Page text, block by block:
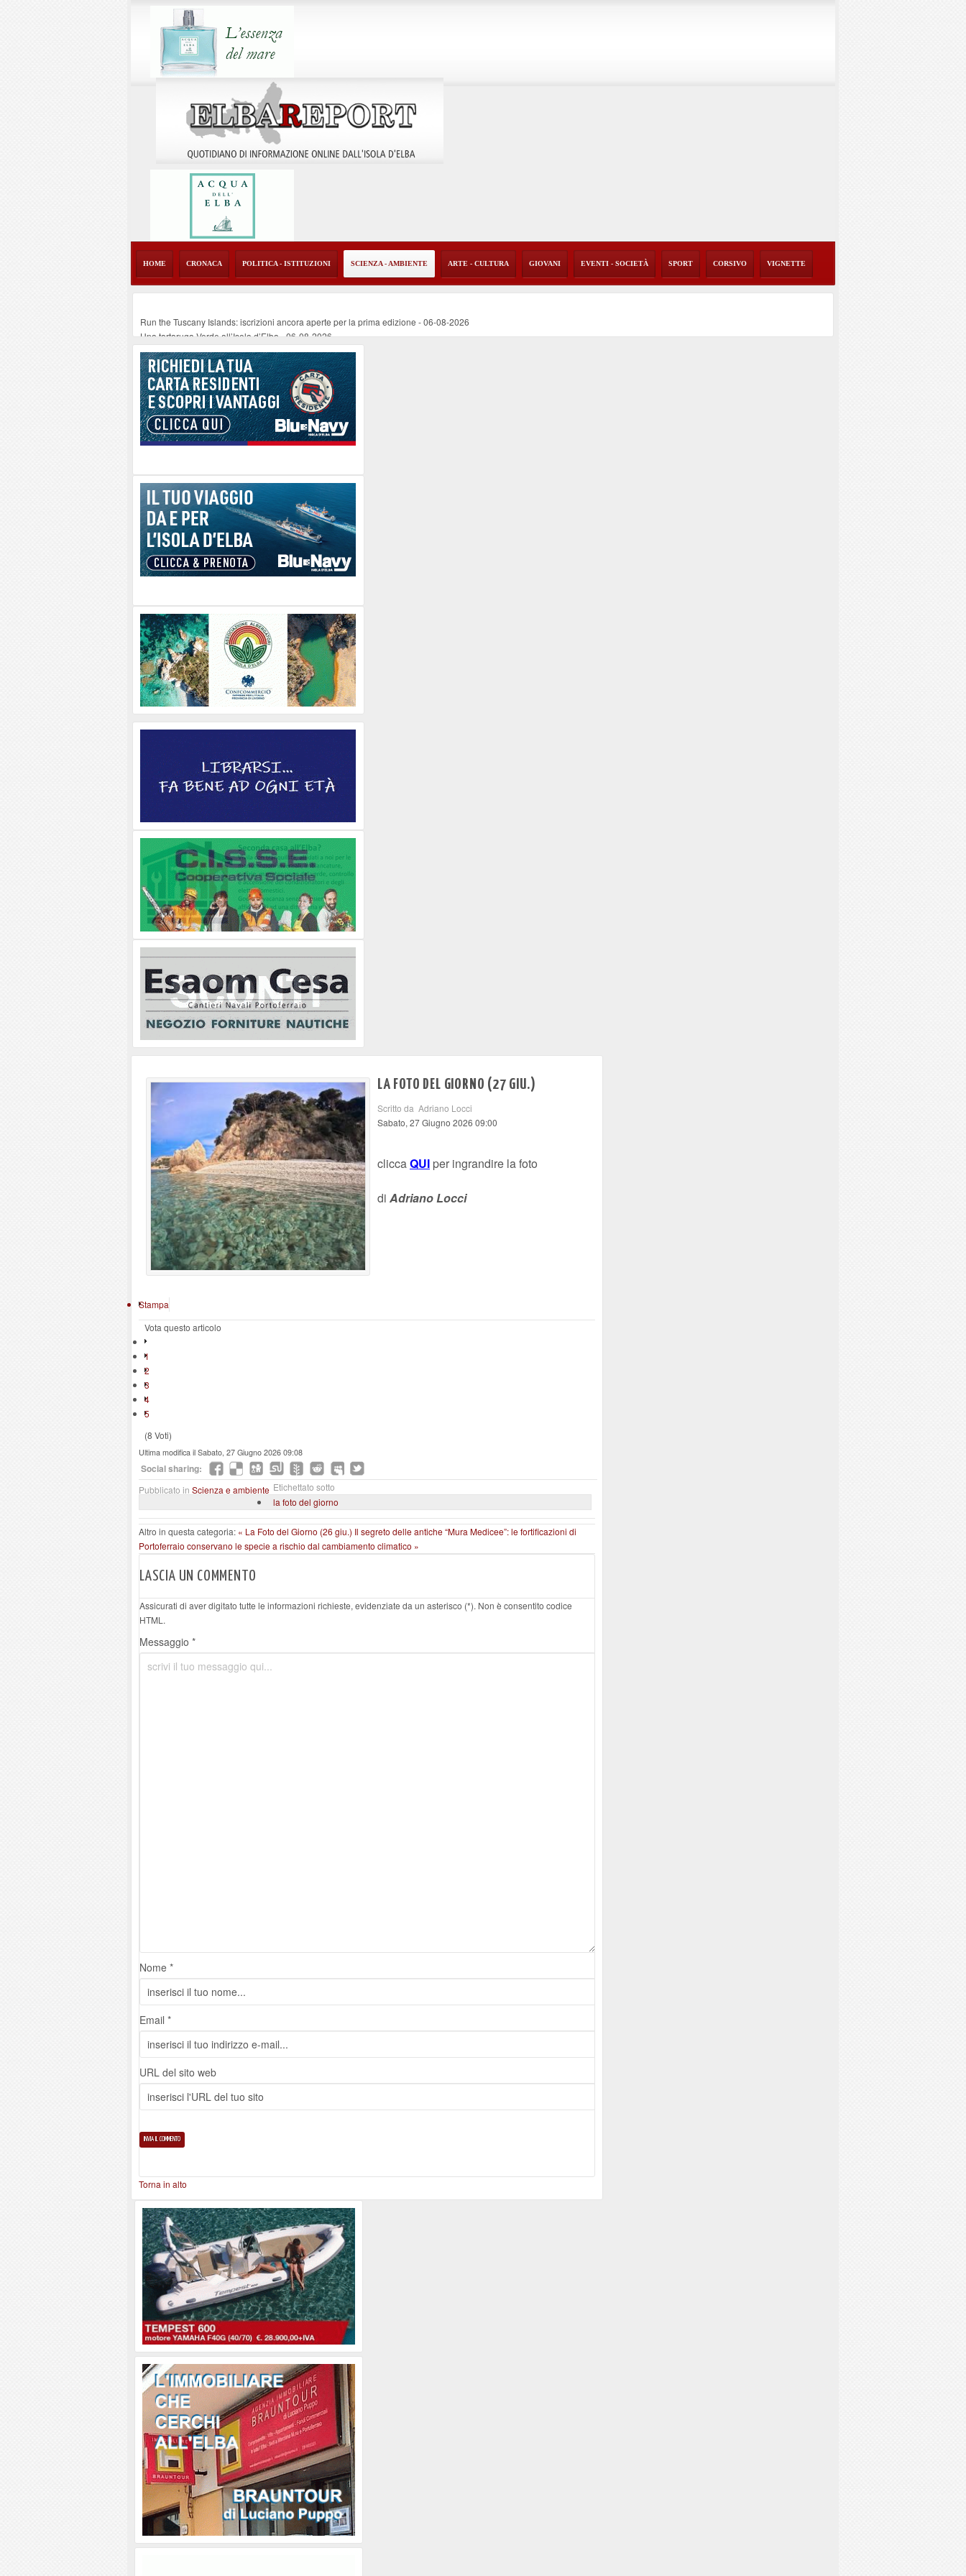
HOME CRONACA POLITICA - ISTITUZIONI SCIENZA - AMBIENTE ARTE - CULTURA GIOVANI EVENTI - SOCIETÀ SPORT CORSIVO VIGNETTE
Run the Tuscany Islands: iscrizioni ancora aperte per la prima edizione -06-08-2026
Una tartaruga Verde all’Isola d’Elba-06-08-2026
Furgone in fiamme a Capoliveri, illeso il conducente-06-08-2026
Campo: chiusura della biblioteca comunale in occasione del Santo Patrono
A Carpani si apre la Festa di Liberazione: il programma della prima serata
LA FOTO DEL GIORNO (27 GIU.)
Scritto da Adriano Locci
Sabato, 27 Giugno 2026 09:00
cliccaQUI per ingrandire la foto
di Adriano Locci
Stampa
Vota questo articolo
1
2
3
4
5
(8 Voti)
Ultima modifica il Sabato, 27 Giugno 2026 09:08
Social sharing:
Pubblicato in Scienza e ambiente Etichettato sotto
la foto del giorno
Altro in questa categoria: « La Foto del Giorno (26 giu.) Il segreto delle antiche “Mura Medicee”: le fortificazioni di
Portoferraio conservano le specie a rischio dal cambiamento climatico »
LASCIA UN COMMENTO
Assicurati di aver digitato tutte le informazioni richieste, evidenziate da un asterisco (*). Non è consentito codice
HTML.
Messaggio *
Nome *
Email *
URL del sito web
Torna in alto